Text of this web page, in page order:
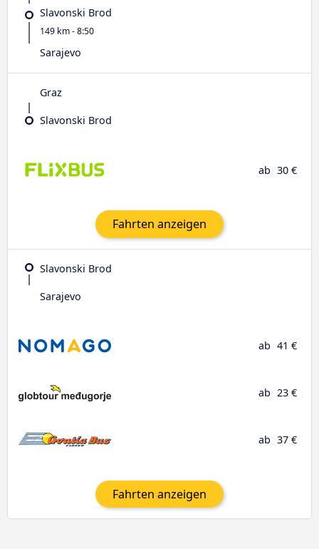
Slavonski Brod
149 km - 8:50
Sarajevo
Graz
Slavonski Brod
ab 30 €
Fahrten anzeigen
Slavonski Brod
Sarajevo
ab 41 €
ab 23 €
ab 37 €
Fahrten anzeigen